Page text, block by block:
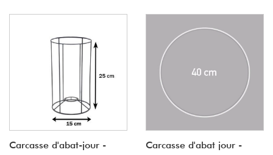
Carcasse d'abat-jour -
Carcasse d'abat jour -